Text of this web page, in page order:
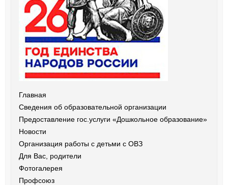
Главная
Сведения об образовательной организации
Предоставление гос.услуги «Дошкольное образование»
Новости
Организация работы с детьми с ОВЗ
Для Вас, родители
Фотогалерея
Профсоюз